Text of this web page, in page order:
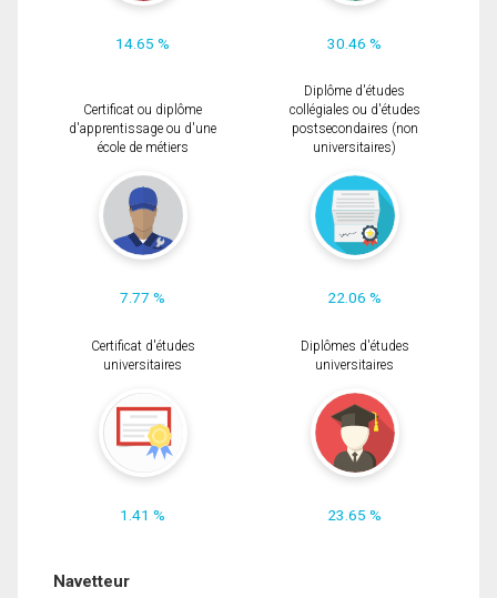
14.65 % 30.46 %
Certificat ou diplôme
d'apprentissage ou d'une
école de métiers
7.77 %
Diplôme d'études
collégiales ou d'études
postsecondaires (non
universitaires)
22.06 %
Certificat d'études
universitaires
1.41 %
Diplômes d'études
universitaires
23.65 %
Navetteur